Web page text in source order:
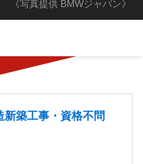
《写真提供 BMWジャパン》
築工事・資格不問